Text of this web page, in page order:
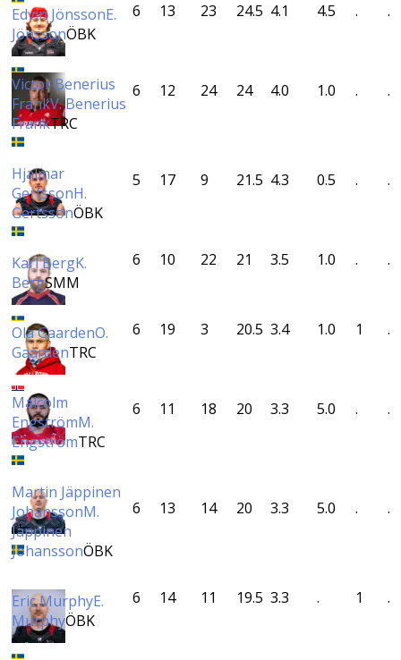
Edvin JönssonE.
JönssonÖBK
6 13 23 24.5 4.1 4.5 . .
Victor Benerius
FrankV. Benerius
FrankTRC
6 12 24 24 4.0 1.0 . .
Hjalmar
GertssonH.
GertssonÖBK
5 17 9 21.5 4.3 0.5 . .
Karl BergK.
BergSMM
6 10 22 21 3.5 1.0 . .
Ola GaardenO.
GaardenTRC
6 19 3 20.5 3.4 1.0 1 .
Malcolm
EngströmM.
EngströmTRC
6 11 18 20 3.3 5.0 . .
Martin Jäppinen
JohanssonM.
Jäppinen
JohanssonÖBK
6 13 14 20 3.3 5.0 . .
Eric MurphyE.
MurphyÖBK
6 14 11 19.5 3.3 . 1 .